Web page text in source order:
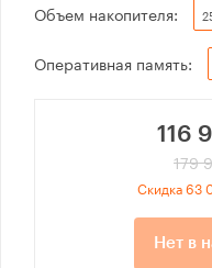
Объем накопителя:
Оперативная память:
116
179
Скидка 63
Нет в